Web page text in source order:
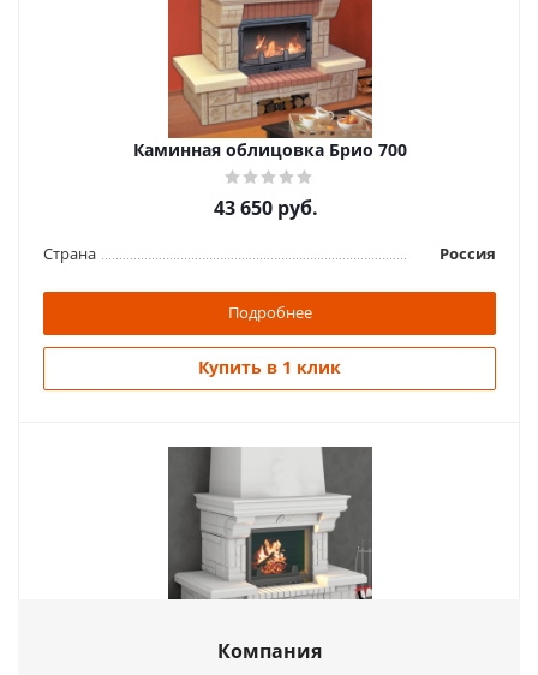
Каминная облицовка Брио 700
43 650руб.
Страна Россия
Подробнее
Купить в 1 клик
Каминная облицовка Соло 700
Компания